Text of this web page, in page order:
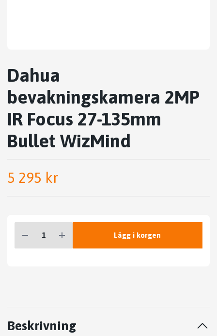
Dahua
bevakningskamera 2MP
IR Focus 27-135mm
Bullet WizMind
5 295 kr
Lägg i korgen
Beskrivning